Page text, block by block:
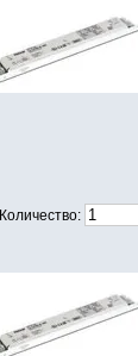
Количество: